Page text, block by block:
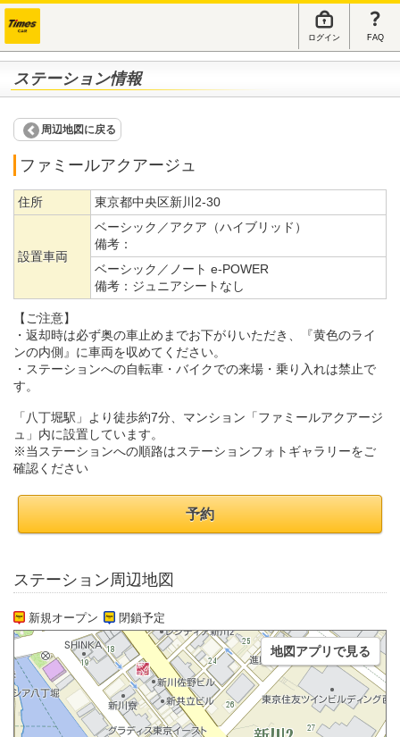
ログイン FAQ
ステーション情報
周辺地図に戻る
ファミールアクアージュ
住所 東京都中央区新川2-30
設置車両
ベーシック／アクア（ハイブリッド）
備考：
ベーシック／ノート e-POWER
備考： ジュニアシートなし
【ご注意】
・返却時は必ず奥の車止めまでお下がりいただき、『黄色のライ
ンの内側』に車両を収めてください。
・ステーションへの自転車・バイクでの来場・乗り入れは禁止で
す。
「八丁堀駅」より徒歩約7分、マンション「ファミールアクアージ
ュ」内に設置しています。
※当ステーションへの順路はステーションフォトギャラリーをご
確認ください
予約
ステーション周辺地図
新規オープン 閉鎖予定
地図アプリで見る